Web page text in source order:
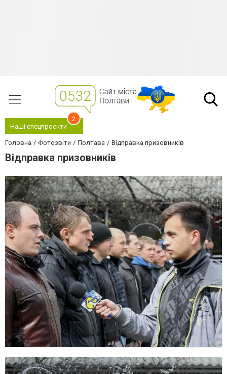
Наші спецпроєкти
2
Головна Фотозвіти Полтава Відправка призовників
Відправка призовників